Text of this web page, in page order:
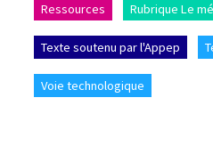
Ressources Rubrique Le
Texte soutenu par l'Appep
Voie technologique